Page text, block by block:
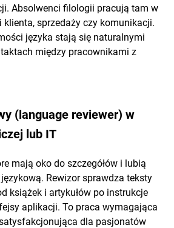
Absolwenci filologii pracują tam w
klienta, sprzedaży czy komunikacji.
języka stają się naturalnymi
między pracownikami z
(language reviewer) w
lub IT
mają oko do szczegółów i lubią
Rewizor sprawdza teksty
książek i artykułów po instrukcje
aplikacji. To praca wymagająca
dla pasjonatów